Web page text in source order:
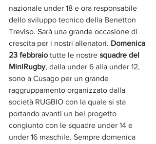
nazionale under 18 e ora responsabile
dello sviluppo tecnico della Benetton
Treviso. Sarà una grande occasione di
crescita per i nostri allenatori. Domenica
23 febbraio tutte le nostre squadre del
MiniRugby, dalla under 6 alla under 12,
sono a Cusago per un grande
raggruppamento organizzato dalla
società RUGBIO con la quale si sta
portando avanti un bel progetto
congiunto con le squadre under 14 e
under 16 maschile. Sempre domenica